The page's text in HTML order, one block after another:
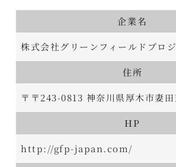
企業名
株式会社グリーンフィールドプロ
住所
〒〒243-0813 神奈川県厚木市妻
HP
http://gfp-japan.com/